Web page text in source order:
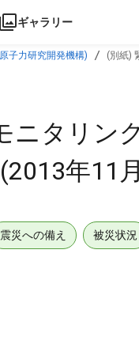
ギャラリー
子力研究開発機構) (別紙)
ニタリン
年11
震災への備え 被災状況